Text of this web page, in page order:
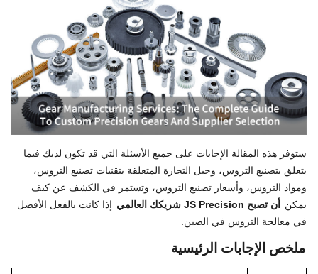
ستوفر هذه المقالة الإجابات على جميع الأسئلة التي قد تكون لديك فيما
يتعلق بتصنيع التروس، وحيل التجارة المتعلقة بتقنيات تصنيع التروس،
ومواد التروس، وأسعار تصنيع التروس، وتستمر في الكشف عن كيف
يمكن
أن تصبح JS Precision شريكك العالمي
إذا كانت بالفعل الأفضل
في معالجة التروس في الصين.
ملخص الإجابات الرئيسية